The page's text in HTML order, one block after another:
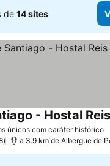
de 14 sites
únicos com caráter histórico
- Hostal